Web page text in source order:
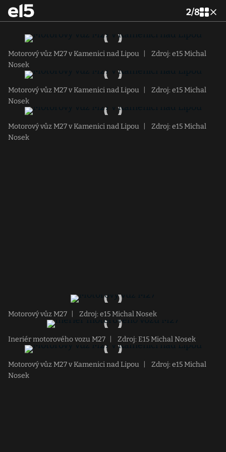
2/8
Motorový vůz M27 v Kamenici nad Lipou
Zdroj: e15 Michal
Nosek
Motorový vůz M27 v Kamenici nad Lipou
Zdroj: e15 Michal
Nosek
Motorový vůz M27 v Kamenici nad Lipou
Zdroj: e15 Michal
Nosek
Motorový vůz M27 Zdroj: e15 Michal Nosek
Ineriér motorového vozu M27 Zdroj: E15 Michal Nosek
Motorový vůz M27 v Kamenici nad Lipou
Zdroj: e15 Michal
Nosek